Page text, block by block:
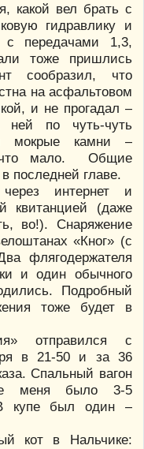
какой вел брать с
гидравлику и
с передачами 1,3,
тоже пришлись
сообразил, что
на асфальтовом
и не прогадал –
по чуть-чуть
мокрые камни –
что мало. Общие
последней главе.
интернет и
квитанцией (даже
во!). Снаряжение
«Кног» (с
флягодержателя
и один обычного
Подробный
тоже будет в
отправился с
в 21-50 и за 36
Спальный вагон
меня было 3-5
купе был один –
кот в Нальчике: